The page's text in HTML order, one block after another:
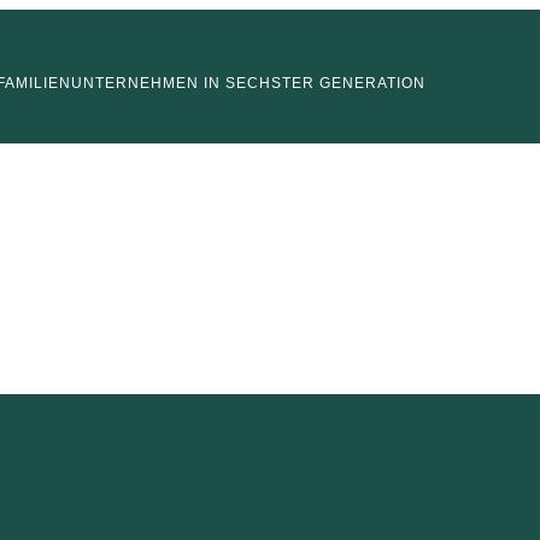
FAMILIENUNTERNEHMEN IN SECHSTER GENERATION